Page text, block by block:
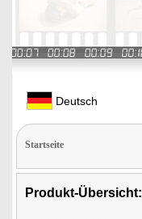
Deutsch
Startseite
Produkt-Übersicht: